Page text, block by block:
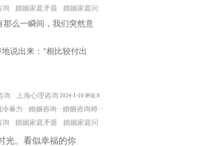
询 婚姻家庭矛盾
婚姻家庭问
那么一瞬间，我们突然意
说出来： “相比较付出
2024-1-10 评论:0
询
上海心理咨询
冷暴力 婚姻咨询
婚姻咨询师
询 婚姻家庭矛盾
婚姻家庭问
光。看似幸福的你